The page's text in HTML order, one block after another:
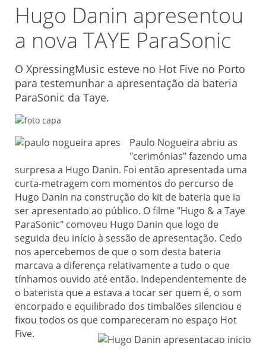
Hugo Danin apresentou
a nova TAYE ParaSonic
O XpressingMusic esteve no Hot Five no Porto
para testemunhar a apresentação da bateria
ParaSonic da Taye.
Paulo Nogueira abriu as
"cerimónias" fazendo uma
surpresa a Hugo Danin. Foi então apresentada uma
curta-metragem com momentos do percurso de
Hugo Danin na construção do kit de bateria que ia
ser apresentado ao público. O filme "Hugo & a Taye
ParaSonic" comoveu Hugo Danin que logo de
seguida deu início à sessão de apresentação. Cedo
nos apercebemos de que o som desta bateria
marcava a diferença relativamente a tudo o que
tínhamos ouvido até então. Independentemente de
o baterista que a estava a tocar ser quem é, o som
encorpado e equilibrado dos timbalões silenciou e
fixou todos os que compareceram no espaço Hot
Five.